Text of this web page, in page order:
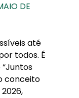
DE
até
todos. É
conceito